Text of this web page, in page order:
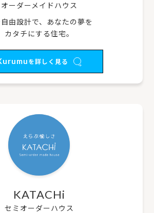
オーダーメイドハウス
由設計で、あなたの夢を
カタチにする住宅。
を詳しく見る
KATACHi
セミオーダーハウス